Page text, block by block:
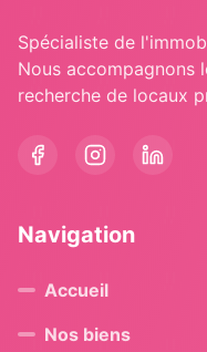
Spécialiste de
Nous accompagnons
recherche de locaux
Navigation
Accueil
Nos biens